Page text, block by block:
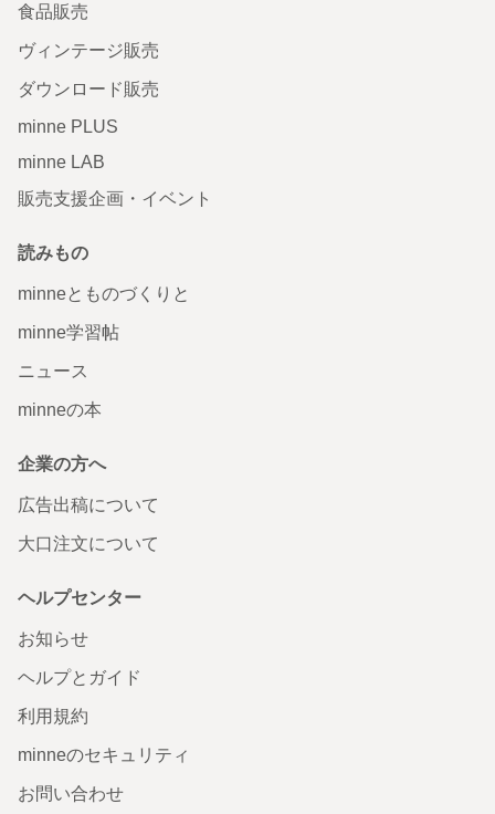
食品販売
ヴィンテージ販売
ダウンロード販売
minne PLUS
minne LAB
販売支援企画・イベント
読みもの
minneとものづくりと
minne学習帖
ニュース
minneの本
企業の方へ
広告出稿について
大口注文について
ヘルプセンター
お知らせ
ヘルプとガイド
利用規約
minneのセキュリティ
お問い合わせ